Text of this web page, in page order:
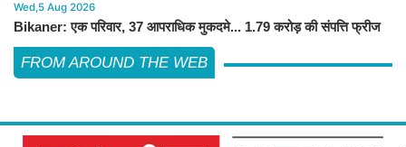
Wed,5 Aug 2026
Bikaner: एक परिवार, 37 आपराधिक मुकदमे... 1.79 करोड़ की संपत्ति फ्रीज
FROM AROUND THE WEB